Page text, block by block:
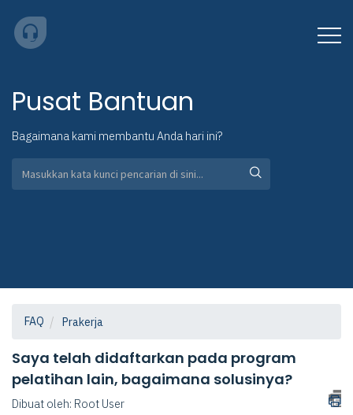
Pusat Bantuan
Bagaimana kami membantu Anda hari ini?
FAQ Prakerja
Saya telah didaftarkan pada program
pelatihan lain, bagaimana solusinya?
Dibuat oleh: Root User